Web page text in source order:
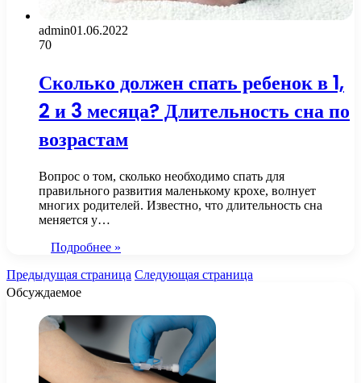
admin01.06.2022
70
Сколько должен спать ребенок в 1,
2 и 3 месяца? Длительность сна по
возрастам
Вопрос о том, сколько необходимо спать для
правильного развития маленькому крохе, волнует
многих родителей. Известно, что длительность сна
меняется у…
Подробнее »
Предыдущая страница Следующая страница
Обсуждаемое